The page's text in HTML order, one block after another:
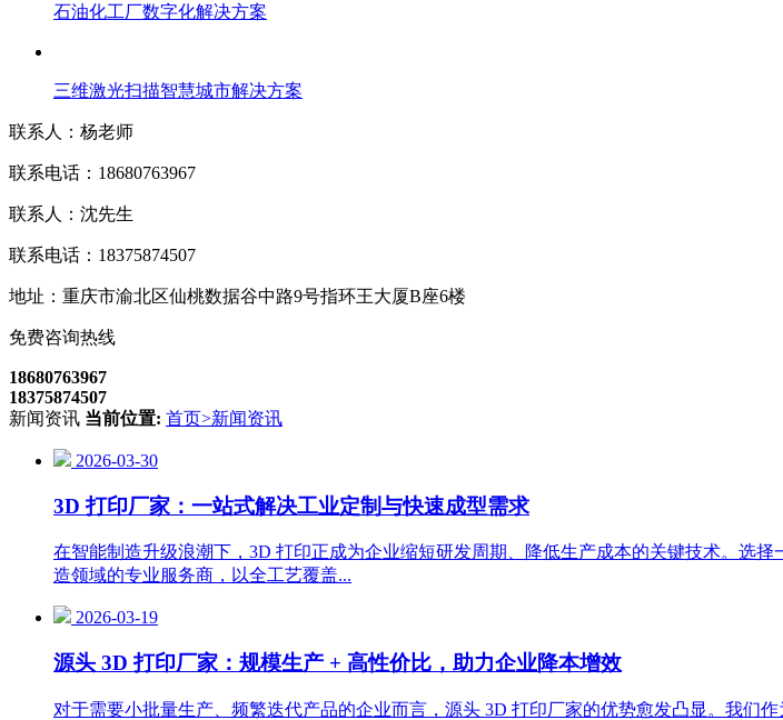
石油化工厂数字化解决方案
三维激光扫描智慧城市解决方案
联系人：杨老师
联系电话：18680763967
联系人：沈先生
联系电话：18375874507
地址：重庆市渝北区仙桃数据谷中路9号指环王大厦B座6楼
免费咨询热线
18680763967
18375874507
新闻资讯 当前位置: 首页>新闻资讯
2026-03-30
3D 打印厂家：一站式解决工业定制与快速成型需求
在智能制造升级浪潮下，3D 打印正成为企业缩短研发周期、降低生产成本的关键技术。选
造领域的专业服务商，以全工艺覆盖...
2026-03-19
源头 3D 打印厂家：规模生产 + 高性价比，助力企业降本增效
对于需要小批量生产、频繁迭代产品的企业而言，源头 3D 打印厂家的优势愈发凸显。我们